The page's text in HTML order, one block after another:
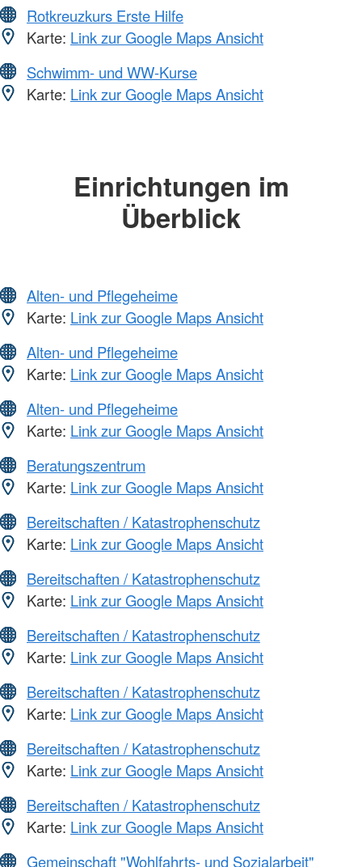
Rotkreuzkurs Erste Hilfe
Karte: Link zur Google Maps Ansicht
Schwimm- und WW-Kurse
Karte: Link zur Google Maps Ansicht
Einrichtungen im
Überblick
Alten- und Pflegeheime
Karte: Link zur Google Maps Ansicht
Alten- und Pflegeheime
Karte: Link zur Google Maps Ansicht
Alten- und Pflegeheime
Karte: Link zur Google Maps Ansicht
Beratungszentrum
Karte: Link zur Google Maps Ansicht
Bereitschaften / Katastrophenschutz
Karte: Link zur Google Maps Ansicht
Bereitschaften / Katastrophenschutz
Karte: Link zur Google Maps Ansicht
Bereitschaften / Katastrophenschutz
Karte: Link zur Google Maps Ansicht
Bereitschaften / Katastrophenschutz
Karte: Link zur Google Maps Ansicht
Bereitschaften / Katastrophenschutz
Karte: Link zur Google Maps Ansicht
Bereitschaften / Katastrophenschutz
Karte: Link zur Google Maps Ansicht
Gemeinschaft "Wohlfahrts- und Sozialarbeit"